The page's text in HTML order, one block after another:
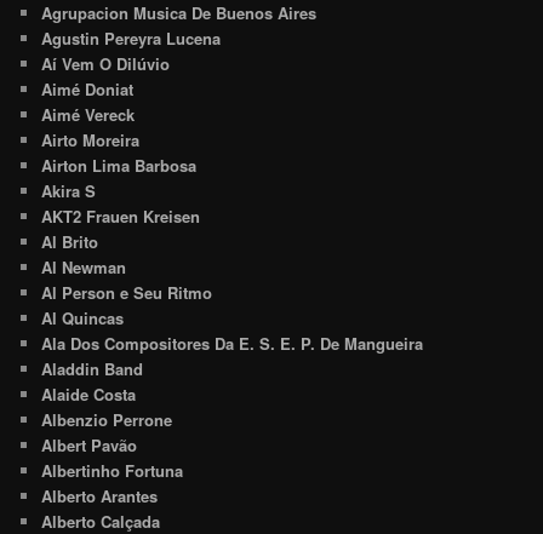
Agrupacion Musica De Buenos Aires
Agustin Pereyra Lucena
Aí Vem O Dilúvio
Aimé Doniat
Aimé Vereck
Airto Moreira
Airton Lima Barbosa
Akira S
AKT2 Frauen Kreisen
Al Brito
Al Newman
Al Person e Seu Ritmo
Al Quincas
Ala Dos Compositores Da E. S. E. P. De Mangueira
Aladdin Band
Alaide Costa
Albenzio Perrone
Albert Pavão
Albertinho Fortuna
Alberto Arantes
Alberto Calçada